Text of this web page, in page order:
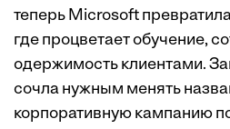
теперь Microsoft
где процветает обучение,
одержимость клиентами.
сочла нужным менять
корпоративную кампанию